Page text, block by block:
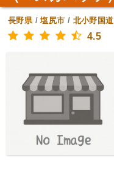
長野県/塩尻市 / 北小野国道
4.5